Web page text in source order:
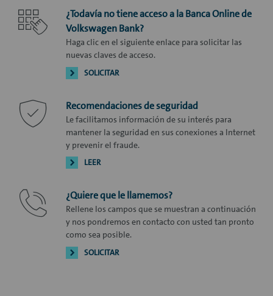
¿Todavía no tiene acceso a la Banca Online de
Volkswagen Bank?
Haga clic en el siguiente enlace para solicitar las
nuevas claves de acceso.
SOLICITAR
Recomendaciones de seguridad
Le facilitamos información de su interés para
mantener la seguridad en sus conexiones a Internet
y prevenir el fraude.
LEER
¿Quiere que le llamemos?
Rellene los campos que se muestran a continuación
y nos pondremos en contacto con usted tan pronto
como sea posible.
SOLICITAR